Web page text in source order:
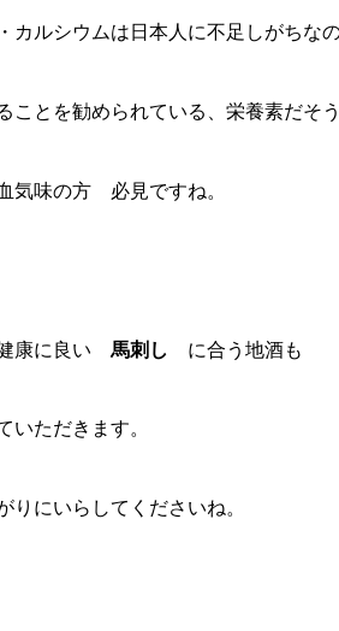
カルシウムは日本人に不足しがちな
ことを勧められている、栄養素だそ
気味の方 必見ですね。
康に良い 馬刺し に合う地酒も
いただきます。
りにいらしてくださいね。